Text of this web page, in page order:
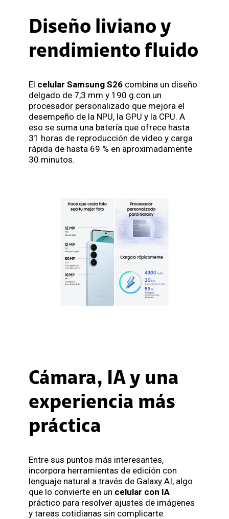
Diseño liviano y
rendimiento fluido
El celular Samsung S26 combina un diseño
delgado de 7,3 mm y 190 g con un
procesador personalizado que mejora el
desempeño de la NPU, la GPU y la CPU. A
eso se suma una batería que ofrece hasta
31 horas de reproducción de video y carga
rápida de hasta 69 % en aproximadamente
30 minutos.
Cámara, IA y una
experiencia más
práctica
Entre sus puntos más interesantes,
incorpora herramientas de edición con
lenguaje natural a través de Galaxy AI, algo
que lo convierte en un celular con IA
práctico para resolver ajustes de imágenes
y tareas cotidianas sin complicarte.